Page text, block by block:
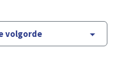
volgorde